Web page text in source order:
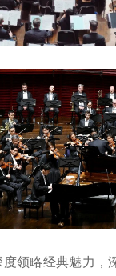
略经典魅力，